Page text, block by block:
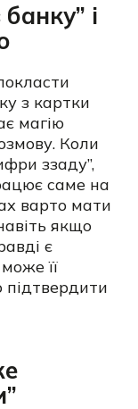
і
з картки
магію
Коли
ззаду”,
саме на
варто мати
якщо
є
її
підтвердити